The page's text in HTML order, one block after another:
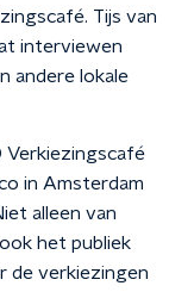
Tijs van
interviewen
andere lokale
Verkiezingscafé
in Amsterdam
alleen van
het publiek
de verkiezingen